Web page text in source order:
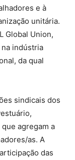
e à
unitária.
Global Union,
indústria
da qual
sindicais dos
agregam a
as. A
das